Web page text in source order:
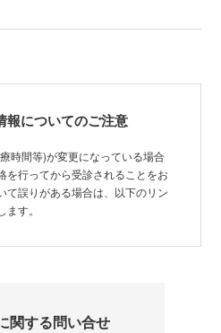
報についてのご注意
時間等)が変更になっている場合
を行ってから受診されることをお
て誤りがある場合は、以下のリン
す。
関する問い合せ